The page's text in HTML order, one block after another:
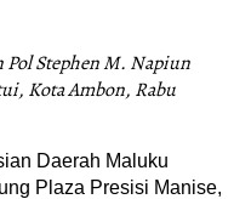
Stephen M. Napiun
Kota Ambon, Rabu
Daerah Maluku
Plaza Presisi Manise,